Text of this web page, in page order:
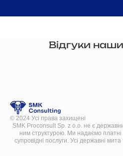
Відгуки
© 2024 Усі права захищені
SMK Proconsult Sp. z o.o. не є
ним структурою. Ми надаємо платні
супровідні послуги. Усі державні